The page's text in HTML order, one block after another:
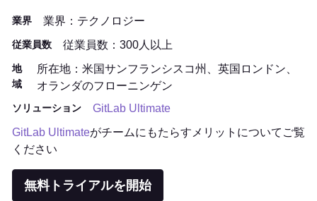
業界 業界：テクノロジー
従業員数 従業員数：300人以上
地
域
所在地：米国サンフランシスコ州、英国ロンドン、
オランダのフローニンゲン
ソリューション
GitLab Ultimate
GitLab Ultimateがチームにもたらすメリットについてご覧
ください
無料トライアルを開始